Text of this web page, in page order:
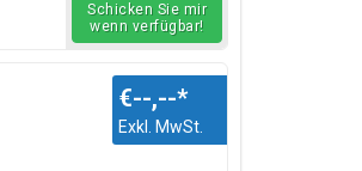
Schicken Sie mir
wenn verfügbar!
€--,--*
Exkl. MwSt.